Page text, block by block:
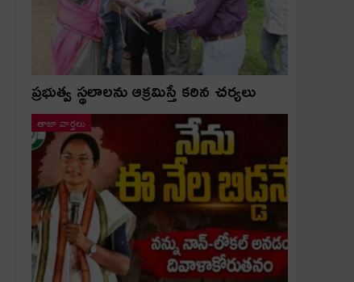
ప్రభుత్వ స్థలాలను ఆక్రమిస్తే కఠిన చర్యలు
తాజా వార్తలు